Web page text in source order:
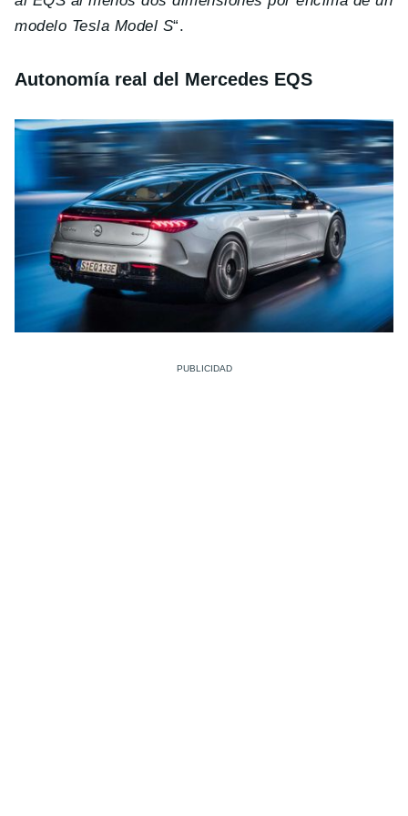
modelo Tesla Model S“.
Autonomía real del Mercedes EQS